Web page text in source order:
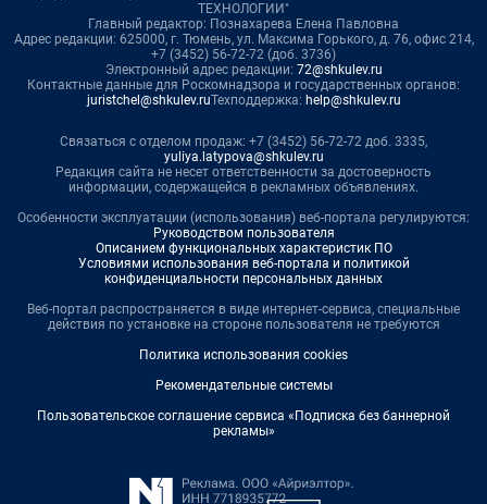
ТЕХНОЛОГИИ"
Главный редактор: Познахарева Елена Павловна
Адрес редакции: 625000, г. Тюмень, ул. Максима Горького, д. 76, офис 214,
+7 (3452) 56-72-72 (доб. 3736)
Электронный адрес редакции: 72@shkulev.ru
Контактные данные для Роскомнадзора и государственных органов:
juristchel@shkulev.ruТехподдержка: help@shkulev.ru
Связаться с отделом продаж: +7 (3452) 56-72-72 доб. 3335,
yuliya.latypova@shkulev.ru
Редакция сайта не несет ответственности за достоверность
информации, содержащейся в рекламных объявлениях.
Особенности эксплуатации (использования) веб-портала регулируются:
Руководством пользователя
Описанием функциональных характеристик ПО
Условиями использования веб-портала и политикой
конфиденциальности персональных данных
Веб-портал распространяется в виде интернет-сервиса, специальные
действия по установке на стороне пользователя не требуются
Политика использования cookies
Рекомендательные системы
Пользовательское соглашение сервиса «Подписка без баннерной
рекламы»